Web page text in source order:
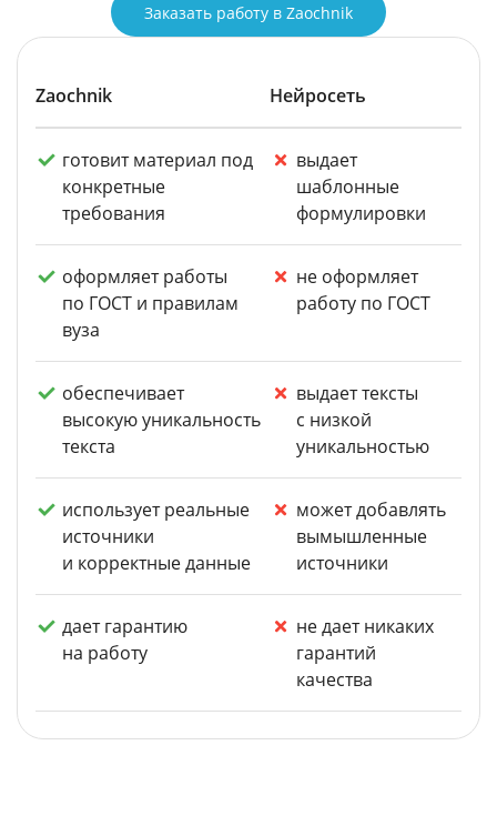
Заказать работу в Zaochnik
Zaochnik Нейросеть
готовит материал под
конкретные
требования
выдает
шаблонные
формулировки
оформляет работы
по ГОСТ и правилам
вуза
не оформляет
работу по ГОСТ
обеспечивает
высокую уникальность
текста
выдает тексты
с низкой
уникальностью
использует реальные
источники
и корректные данные
может добавлять
вымышленные
источники
дает гарантию
на работу
не дает никаких
гарантий
качества